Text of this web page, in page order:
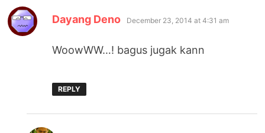
Dayang Deno says:
December 23, 2014 at 4:31 am
WoowWW…! bagus jugak kann
REPLY